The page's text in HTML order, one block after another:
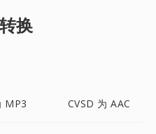
换
MP3 CVSD 为 AAC